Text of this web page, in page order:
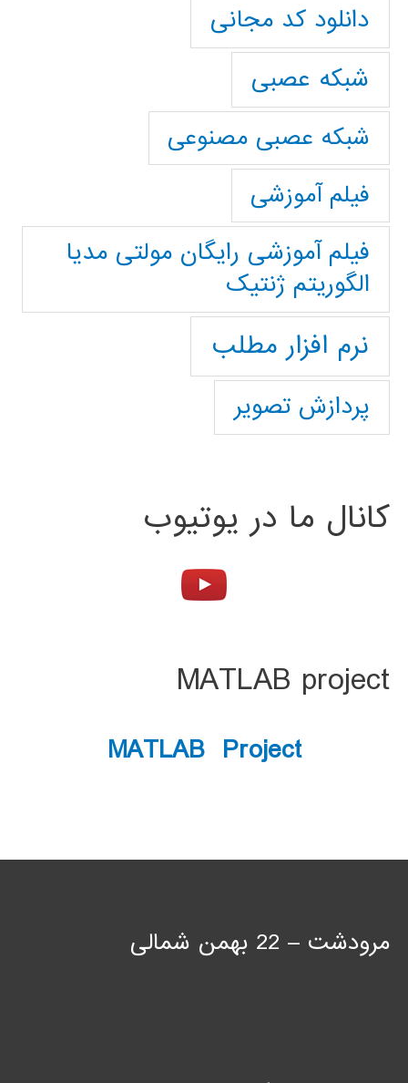
دانلود کد مجانی
شبکه عصبی
شبکه عصبی مصنوعی
فیلم آموزشی
فیلم آموزشی رایگان مولتی مدیا
الگوریتم ژنتیک
نرم افزار مطلب
پردازش تصویر
کانال ما در یوتیوب
MATLAB project
MATLAB Project
مرودشت – 22 بهمن شمالی